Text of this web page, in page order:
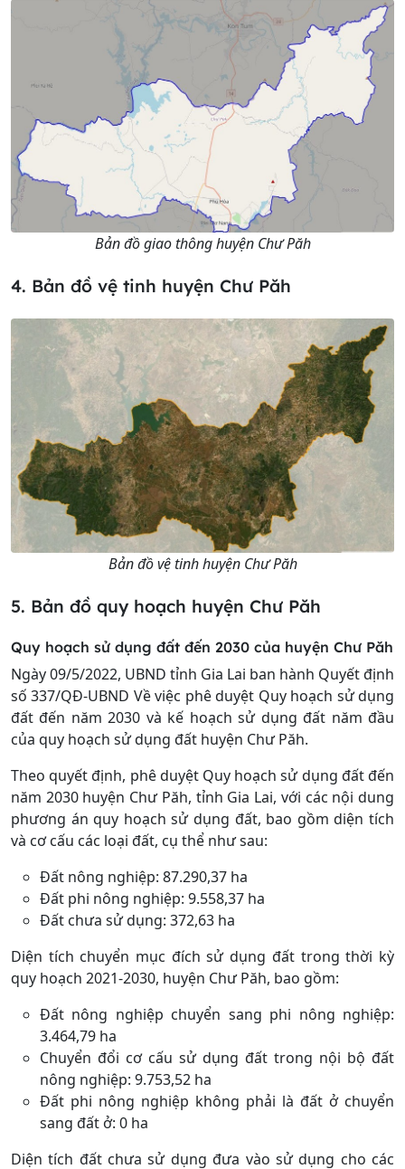
Bản đồ giao thông huyện Chư Păh
4. Bản đồ vệ tinh huyện Chư Păh
Bản đồ vệ tinh huyện Chư Păh
5. Bản đồ quy hoạch huyện Chư Păh
Quy hoạch sử dụng đất đến 2030 của huyện Chư Păh
Ngày 09/5/2022, UBND tỉnh Gia Lai ban hành Quyết định
số 337/QĐ-UBND Về việc phê duyệt Quy hoạch sử dụng
đất đến năm 2030 và kế hoạch sử dụng đất năm đầu
của quy hoạch sử dụng đất huyện Chư Păh.
Theo quyết định, phê duyệt Quy hoạch sử dụng đất đến
năm 2030 huyện Chư Păh, tỉnh Gia Lai, với các nội dung
phương án quy hoạch sử dụng đất, bao gồm diện tích
và cơ cấu các loại đất, cụ thể như sau:
Đất nông nghiệp: 87.290,37 ha
Đất phi nông nghiệp: 9.558,37 ha
Đất chưa sử dụng: 372,63 ha
Diện tích chuyển mục đích sử dụng đất trong thời kỳ
quy hoạch 2021-2030, huyện Chư Păh, bao gồm:
Đất nông nghiệp chuyển sang phi nông nghiệp:
3.464,79 ha
Chuyển đổi cơ cấu sử dụng đất trong nội bộ đất
nông nghiệp: 9.753,52 ha
Đất phi nông nghiệp không phải là đất ở chuyển
sang đất ở: 0 ha
Diện tích đất chưa sử dụng đưa vào sử dụng cho các